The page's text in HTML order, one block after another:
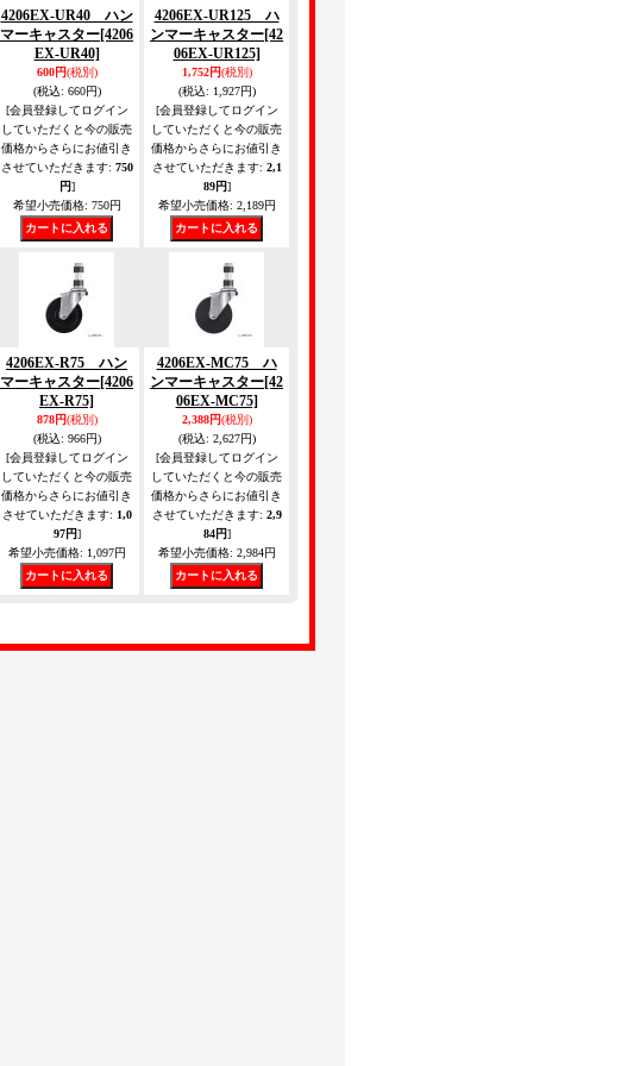
4206EX-UR40 ハン
マーキャスター[4206
EX-UR40]
600円(税別)
(税込: 660円)
[会員登録してログイン
していただくと今の販売
価格からさらにお値引き
させていただきます: 750
円]
希望小売価格: 750円
4206EX-UR125 ハ
ンマーキャスター[42
06EX-UR125]
1,752円(税別)
(税込: 1,927円)
[会員登録してログイン
していただくと今の販売
価格からさらにお値引き
させていただきます: 2,1
89円]
希望小売価格: 2,189円
4206EX-R75 ハン
マーキャスター[4206
EX-R75]
878円(税別)
(税込: 966円)
[会員登録してログイン
していただくと今の販売
価格からさらにお値引き
させていただきます: 1,0
97円]
希望小売価格: 1,097円
4206EX-MC75 ハ
ンマーキャスター[42
06EX-MC75]
2,388円(税別)
(税込: 2,627円)
[会員登録してログイン
していただくと今の販売
価格からさらにお値引き
させていただきます: 2,9
84円]
希望小売価格: 2,984円